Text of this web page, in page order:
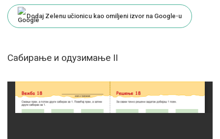
Dodaj Zelenu učionicu kao omiljeni izvor na Google-u
Сабирање и одузимање II